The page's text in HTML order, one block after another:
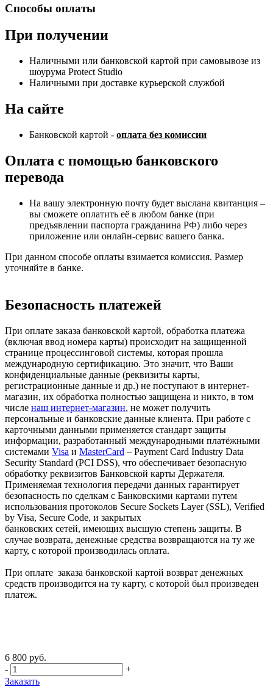
Способы оплаты
При получении
Наличными или банковской картой при самовывозе из
шоурума Protect Studio
Наличными при доставке курьерской службой
На сайте
Банковской картой - оплата без комиссии
Оплата с помощью банковского
перевода
На вашу электронную почту будет выслана квитанция –
вы сможете оплатить её в любом банке (при
предъявлении паспорта гражданина РФ) либо через
приложение или онлайн-сервис вашего банка.
При данном способе оплаты взимается комиссия. Размер
уточняйте в банке.
Безопасность платежей
При оплате заказа банковской картой, обработка платежа
(включая ввод номера карты) происходит на защищенной
странице процессинговой системы, которая прошла
международную сертификацию. Это значит, что Ваши
конфиденциальные данные (реквизиты карты,
регистрационные данные и др.) не поступают в интернет-
магазин, их обработка полностью защищена и никто, в том
числе наш интернет-магазин, не может получить
персональные и банковские данные клиента. При работе с
карточными данными применяется стандарт защиты
информации, разработанный международными платёжными
системами Visa и MasterCard – Payment Card Industry Data
Security Standard (PCI DSS), что обеспечивает безопасную
обработку реквизитов Банковской карты Держателя.
Применяемая технология передачи данных гарантирует
безопасность по сделкам с Банковскими картами путем
использования протоколов Secure Sockets Layer (SSL), Verified
by Visa, Secure Code, и закрытых
банковских сетей, имеющих высшую степень защиты. В
случае возврата, денежные средства возвращаются на ту же
карту, с которой производилась оплата.
При оплате заказа банковской картой возврат денежных
средств производится на ту карту, с которой был произведен
платеж.
6 800 руб.
-
+
Заказать